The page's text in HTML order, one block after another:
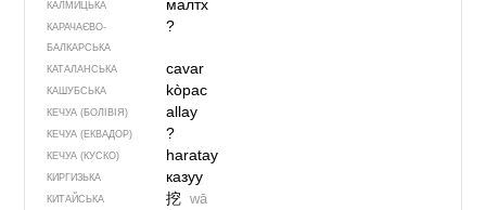
КАЛМИЦЬКА малтх
КАРАЧАЄВО-
БАЛКАРСЬКА
?
КАТАЛАНСЬКА cavar
КАШУБСЬКА kòpac
КЕЧУА (БОЛІВІЯ) allay
КЕЧУА (ЕКВАДОР) ?
КЕЧУА (КУСКО) haratay
КИРГИЗЬКА казуу
КИТАЙСЬКА 挖 wā